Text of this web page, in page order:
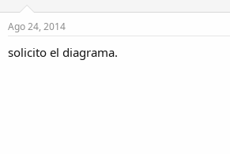
n
Ago 24, 2014
solicito el diagrama.